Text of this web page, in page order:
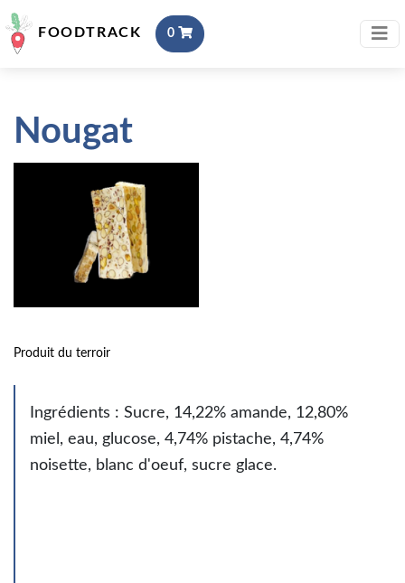
FOODTRACK 0
Nougat
Produit du terroir
Ingrédients : Sucre, 14,22% amande, 12,80%
miel, eau, glucose, 4,74% pistache, 4,74%
noisette, blanc d'oeuf, sucre glace.